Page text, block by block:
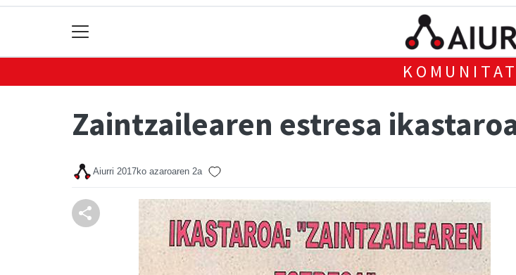
Zaintzailearen estresa
Aiurri 2017ko azaroaren 2a